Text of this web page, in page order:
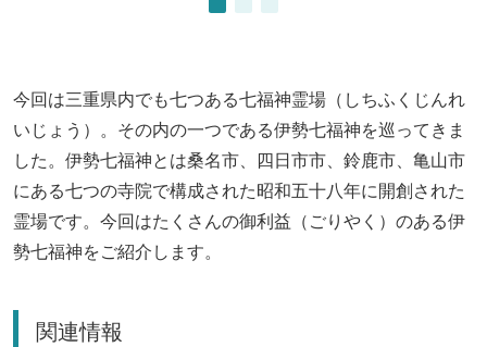
今回は三重県内でも七つある七福神霊場（しちふくじんれ
いじょう）。その内の一つである伊勢七福神を巡ってきま
した。伊勢七福神とは桑名市、四日市市、鈴鹿市、亀山市
にある七つの寺院で構成された昭和五十八年に開創された
霊場です。今回はたくさんの御利益（ごりやく）のある伊
勢七福神をご紹介します。
関連情報